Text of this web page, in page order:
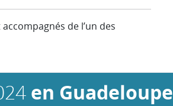
de l’un des
en Guadeloupe